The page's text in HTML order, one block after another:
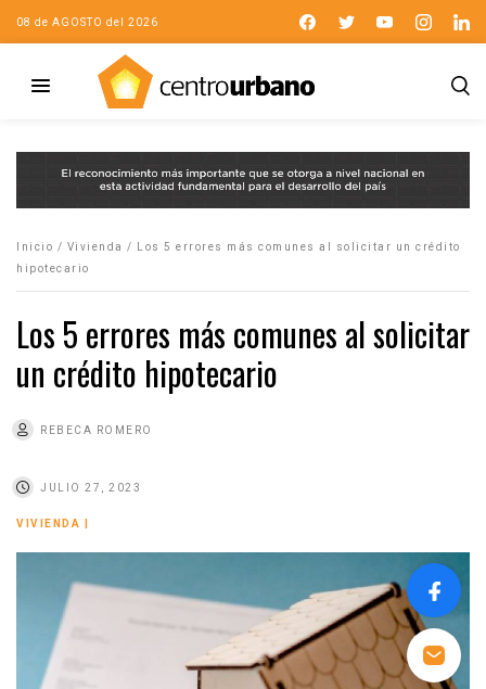
08 de AGOSTO del 2026
Inicio / Vivienda /
Los 5 errores más comunes al solicitar un crédito
hipotecario
Los 5 errores más comunes al solicitar
un crédito hipotecario
REBECA ROMERO
JULIO 27, 2023
VIVIENDA